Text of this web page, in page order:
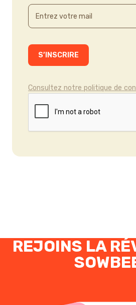
Consultez notre politique de
REJOINS LA